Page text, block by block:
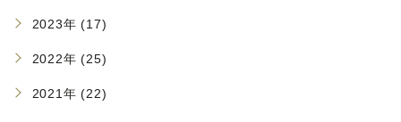
2023年 (17)
2022年 (25)
2021年 (22)